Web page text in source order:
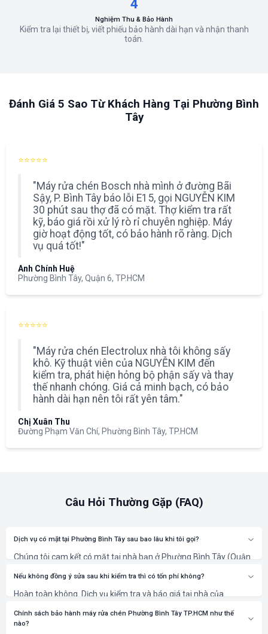
4
Nghiệm Thu & Bảo Hành
Kiểm tra lại thiết bị, viết phiếu bảo hành dài hạn và nhận thanh
toán.
Đánh Giá 5 Sao Từ Khách Hàng Tại Phường Bình
Tây
⭐⭐⭐⭐⭐
"Máy rửa chén Bosch nhà mình ở đường Bãi
Sậy, P. Bình Tây báo lỗi E15, gọi NGUYỄN KIM
30 phút sau thợ đã có mặt. Thợ kiểm tra rất
kỹ, báo giá rồi xử lý rò rỉ chuyên nghiệp. Máy
giờ hoạt động tốt, có bảo hành rõ ràng. Dịch
vụ quá tốt!"
Anh Chính Huệ
Phường Bình Tây, Quận 6, TP.HCM
⭐⭐⭐⭐⭐
"Máy rửa chén Electrolux nhà tôi không sấy
khô. Kỹ thuật viên của NGUYỄN KIM đến
kiểm tra, phát hiện hỏng bộ phận sấy và thay
thế nhanh chóng. Giá cả minh bạch, có bảo
hành dài hạn nên tôi rất yên tâm."
Chị Xuân Thu
Đường Phạm Văn Chí, Phường Bình Tây, TP.HCM
Câu Hỏi Thường Gặp (FAQ)
Dịch vụ có mặt tại Phường Bình Tây sau bao lâu khi tôi gọi?
Chúng tôi cam kết có mặt tại nhà bạn ở Phường Bình Tây (Quận
Nếu không đồng ý sửa sau khi kiểm tra thì có tốn phí không?
Hoàn toàn không. Dịch vụ kiểm tra và báo giá tại nhà của
phương án và chi phí sửa chữa.
Chính sách bảo hành máy rửa chén Phường Bình Tây TP.HCM như thế
nào?